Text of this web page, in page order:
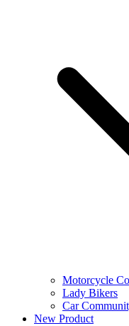
Motorcycle
Lady Bikers
Car
New Product